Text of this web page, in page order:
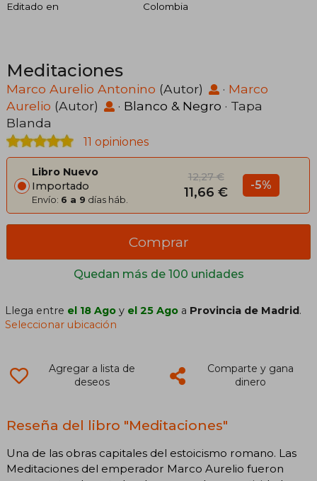
Editado en
Colombia
Meditaciones
Marco Aurelio Antonino (Autor) · Marco
Aurelio (Autor) · Blanco & Negro · Tapa
Blanda
11 opiniones
Libro Nuevo
Importado
Envío: 6 a 9 días háb.
12,27 €
11,66 € -5%
Quedan más de 100 unidades
Comprar
Llega entre el 18 Ago y el 25 Ago a Provincia de Madrid .
Seleccionar ubicación
Agregar a lista de
deseos
Comparte y gana
dinero
Reseña del libro "Meditaciones"
Una de las obras capitales del estoicismo romano. Las
Meditaciones del emperador Marco Aurelio fueron